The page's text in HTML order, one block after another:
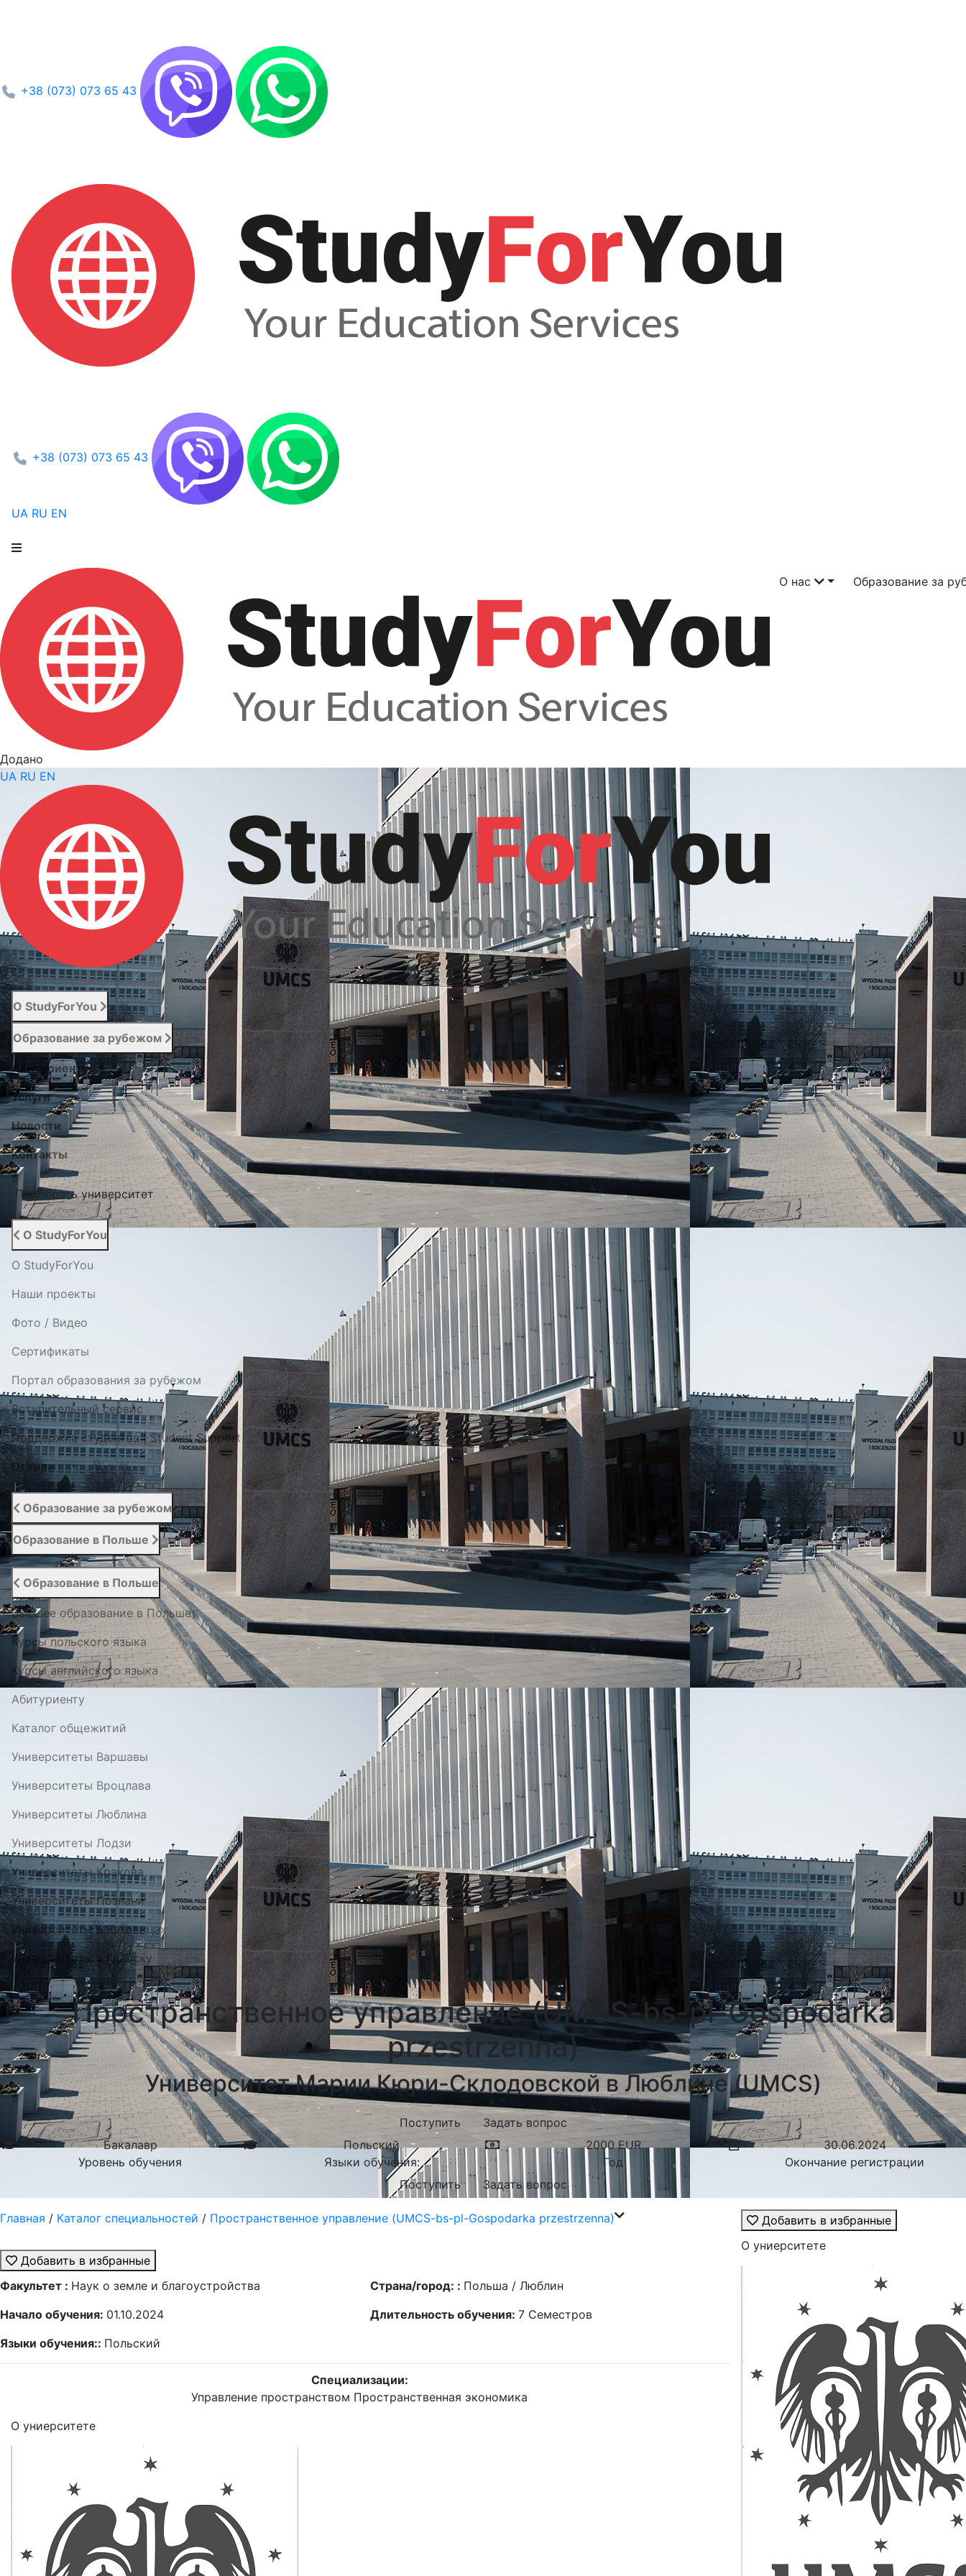
+38 (073) 073 65 43
+38 (073) 073 65 43
UA RU EN
О нас Образование за
Додано
UA RU EN
О StudyForYou
Образование за рубежом
Абитуриенту
Услуги
Новости
Контакты
Подобрать университет
О StudyForYou
О StudyForYou
Наши проекты
Фото / Видео
Cертификаты
Портал образования за рубежом
Вступительный сервис
Поддержка студентов | Student Support
Отзывы
Образование за рубежом
Образование в Польше
Образование в Польше
Высшее образование в Польше
Курсы польского языка
Курсы английского языка
Абитуриенту
Каталог общежитий
Университеты Варшавы
Университеты Вроцлава
Университеты Люблина
Университеты Лодзи
Университеты Кракова
Университеты Познани
Университеты в Катовицах
Университеты в Гданску
Пространственное управление (UMCS-bs-pl-Gospodarka
przestrzenna)
Университет Марии Кюри-Склодовской в Люблине (UMCS)
Поступить
Задать вопрос
Бакалавр
Уровень обучения
Польский
Языки обучения:
2000 EUR
Год
30.06.2024
Окончание регистрации
Поступить
Задать вопрос
Главная / Каталог специальностей / Пространственное управление (UMCS-bs-pl-Gospodarka przestrzenna)
Добавить в избранные
Факультет : Наук о земле и благоустройства Страна/город: : Польша / Люблин
Начало обучения: 01.10.2024 Длительность обучения:7 Семестров
Языки обучения:: Польский
Специализации:
Управление пространством Пространственная экономика
О униерситете
Добавить в избранные
О униерситете